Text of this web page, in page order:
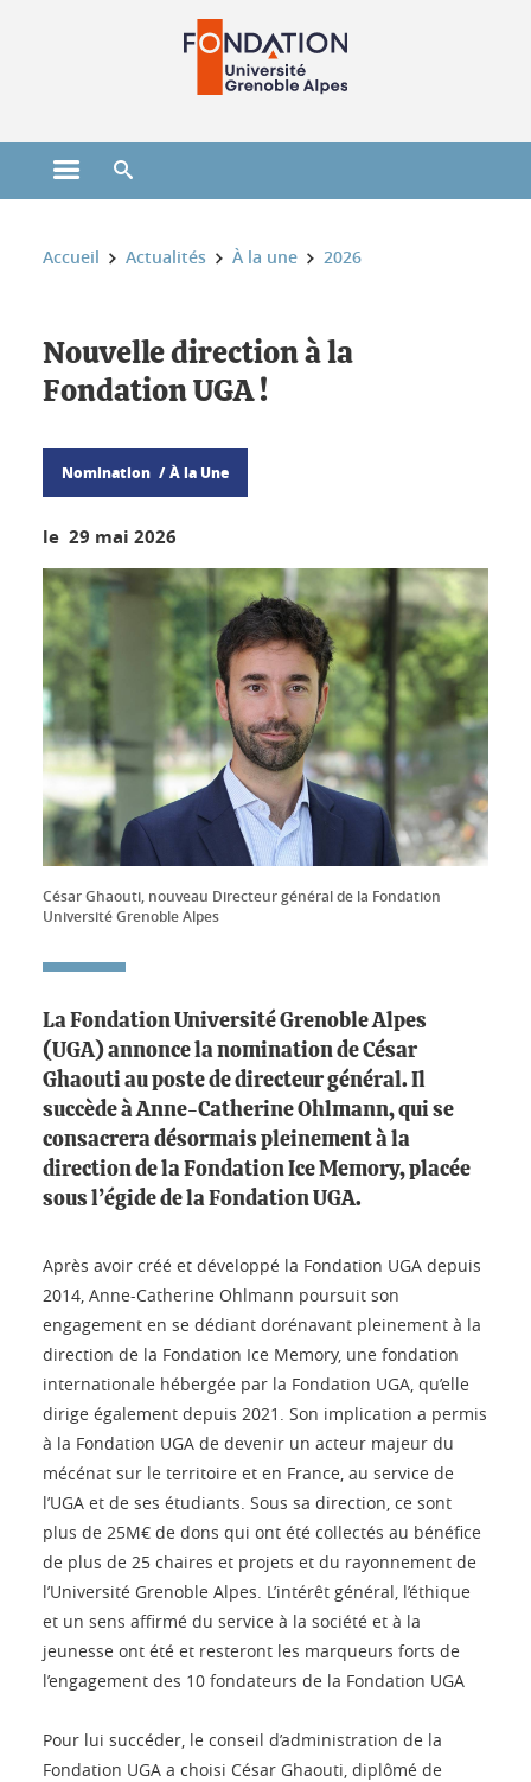
Ouvrir le menu principal
Vous êtes ici :
Accueil Actualités À la une 2026
Nouvelle direction à la
Fondation UGA !
Nomination À la Une
le 29 mai 2026
César Ghaouti, nouveau Directeur général de la Fondation
Université Grenoble Alpes
La Fondation Université Grenoble Alpes
(UGA) annonce la nomination de César
Ghaouti au poste de directeur général. Il
succède à Anne-Catherine Ohlmann, qui se
consacrera désormais pleinement à la
direction de la Fondation Ice Memory, placée
sous l’égide de la Fondation UGA.
Après avoir créé et développé la Fondation UGA depuis
2014, Anne-Catherine Ohlmann poursuit son
engagement en se dédiant dorénavant pleinement à la
direction de la Fondation Ice Memory, une fondation
internationale hébergée par la Fondation UGA, qu’elle
dirige également depuis 2021. Son implication a permis
à la Fondation UGA de devenir un acteur majeur du
mécénat sur le territoire et en France, au service de
l’UGA et de ses étudiants. Sous sa direction, ce sont
plus de 25M€ de dons qui ont été collectés au bénéfice
de plus de 25 chaires et projets et du rayonnement de
l’Université Grenoble Alpes. L’intérêt général, l’éthique
et un sens affirmé du service à la société et à la
jeunesse ont été et resteront les marqueurs forts de
l’engagement des 10 fondateurs de la Fondation UGA
Pour lui succéder, le conseil d’administration de la
Fondation UGA a choisi César Ghaouti, diplômé de